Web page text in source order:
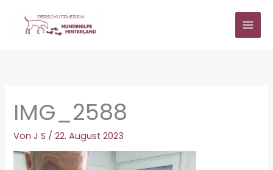
springen
IMG_2588
VonJ S /22. August 2023